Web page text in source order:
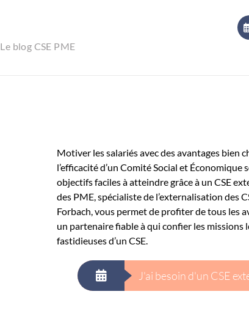
Le blog CSE PME
Motiver les salariés avec des avantages bien
l’efficacité d’un Comité Social et Économique
objectifs faciles à atteindre grâce à un CSE
des PME, spécialiste de l’externalisation des
Forbach, vous permet de profiter de tous les
un partenaire fiable à qui confier les missions
fastidieuses d’un CSE.
J'ai besoin d'un CSE